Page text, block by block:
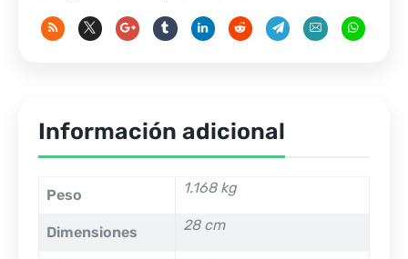
Información adicional
Peso 1.168 kg
Dimensiones 28 cm